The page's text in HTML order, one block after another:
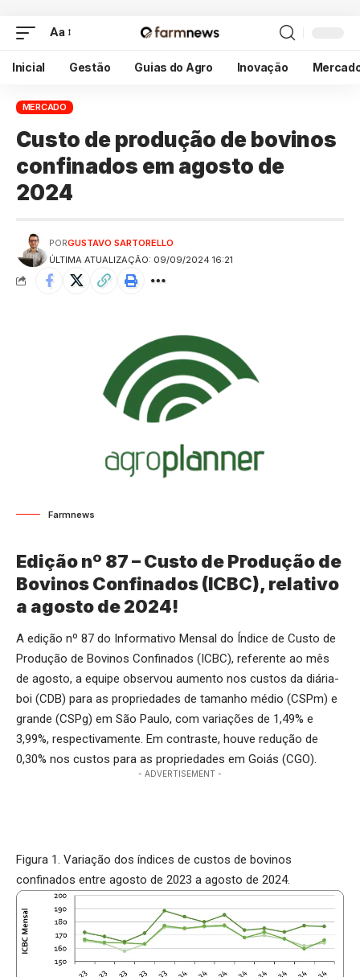
Aa
Inicial Gestão Guias do Agro Inovação
MERCADO
Custo de produção de bovinos
confinados em agosto de
2024
ÚLTIMA ATUALIZAÇÃO: 09/09/2024 16:21
PORGUSTAVO SARTORELLO
Farmnews
Edição nº 87 – Custo de Produção de
Bovinos Confinados (ICBC), relativo
a agosto de 2024!
A edição nº 87 do Informativo Mensal do Índice de Custo de
Produção de Bovinos Confinados (ICBC), referente ao mês
de agosto, a equipe observou aumento nos custos da diária-
boi (CDB) para as propriedades de tamanho médio (CSPm) e
grande (CSPg) em São Paulo, com variações de 1,49% e
3,99%, respectivamente. Em contraste, houve redução de
0,30% nos custos para as propriedades em Goiás (CGO).
- ADVERTISEMENT -
Figura 1. Variação dos índices de custos de bovinos
confinados entre agosto de 2023 a agosto de 2024.